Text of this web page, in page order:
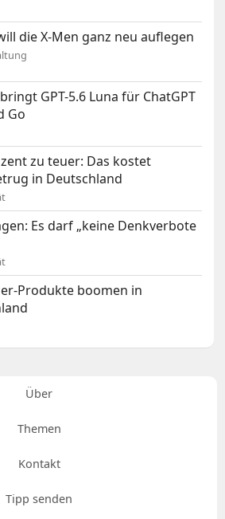
die X-Men ganz neu auflegen
GPT-5.6 Luna für ChatGPT
Go
zu teuer: Das kostet
in Deutschland
Es darf „keine Denkverbote
Produkte boomen in
Über
Themen
Kontakt
Tipp senden